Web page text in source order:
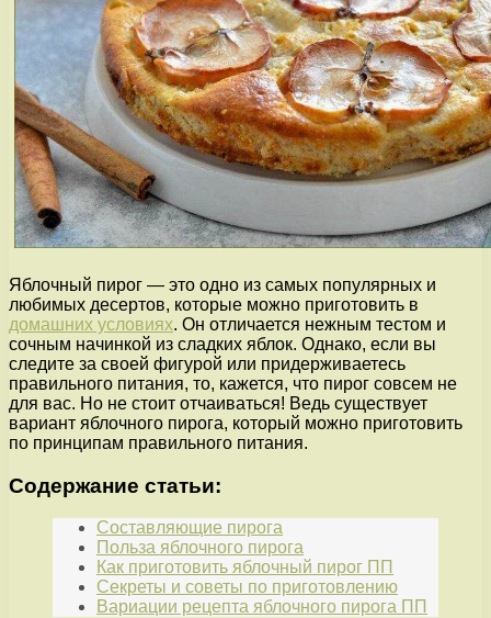
Яблочный пирог — это одно из самых популярных и
любимых десертов, которые можно приготовить в
домашних условиях. Он отличается нежным тестом и
сочным начинкой из сладких яблок. Однако, если вы
следите за своей фигурой или придерживаетесь
правильного питания, то, кажется, что пирог совсем не
для вас. Но не стоит отчаиваться! Ведь существует
вариант яблочного пирога, который можно приготовить
по принципам правильного питания.
Содержание статьи:
Составляющие пирога
Польза яблочного пирога
Как приготовить яблочный пирог ПП
Секреты и советы по приготовлению
Вариации рецепта яблочного пирога ПП